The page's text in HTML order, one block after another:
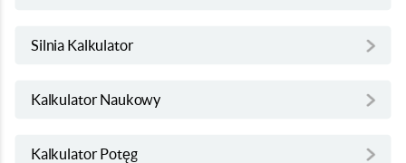
Silnia Kalkulator
Kalkulator Naukowy
Kalkulator Potęg